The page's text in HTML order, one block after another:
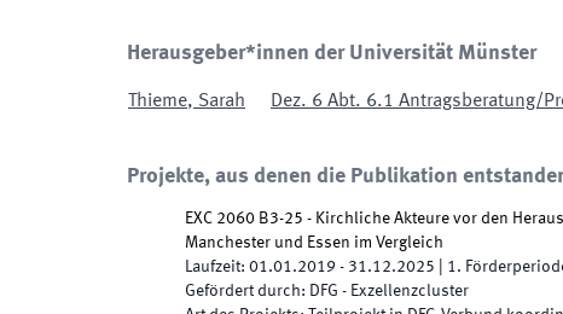
Herausgeber*innen der Universität Münster
Thieme, Sarah Dez. 6 Abt. 6.1 Antragsberatung/
Projekte, aus denen die Publikation
EXC 2060 B3-25 - Kirchliche Akteure vor den
Manchester und Essen im Vergleich
Laufzeit: 01.01.2019 - 31.12.2025 1.
Gefördert durch: DFG - Exzellenzcluster